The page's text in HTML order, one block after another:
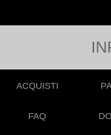
ACQUISTI
FAQ